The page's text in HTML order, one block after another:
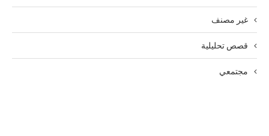
غير مصنف
قصص تحليلية
مجتمعي